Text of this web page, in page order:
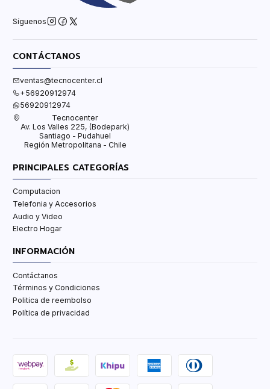
Síguenos
CONTÁCTANOS
ventas@tecnocenter.cl
+56920912974
56920912974
Tecnocenter
Av. Los Valles 225, (Bodepark)
Santiago - Pudahuel
Región Metropolitana - Chile
PRINCIPALES CATEGORÍAS
Computacion
Telefonia y Accesorios
Audio y Video
Electro Hogar
INFORMACIÓN
Contáctanos
Términos y Condiciones
Politica de reembolso
Política de privacidad